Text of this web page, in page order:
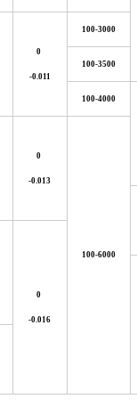
0
-0.011
100-3000
100-3500
100-4000
0
-0.013
100-6000
0
-0.016